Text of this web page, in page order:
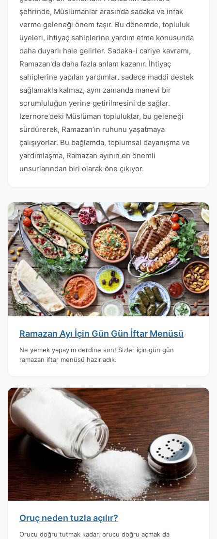
şehrinde, Müslümanlar arasında sadaka ve infak
verme geleneği önem taşır. Bu dönemde, topluluk
üyeleri, ihtiyaç sahiplerine yardım etme konusunda
daha duyarlı hale gelirler. Sadaka-i cariye kavramı,
Ramazan'da daha fazla anlam kazanır. İhtiyaç
sahiplerine yapılan yardımlar, sadece maddi destek
sağlamakla kalmaz, aynı zamanda manevi bir
sorumluluğun yerine getirilmesini de sağlar.
Izernore’deki Müslüman topluluklar, bu geleneği
sürdürerek, Ramazan’ın ruhunu yaşatmaya
çalışıyorlar. Bu bağlamda, toplumsal dayanışma ve
yardımlaşma, Ramazan ayının en önemli
unsurlarından biri olarak öne çıkıyor.
Ramazan Ayı İçin Gün Gün İftar Menüsü
Ne yemek yapayım derdine son! Sizler için gün gün
ramazan iftar menüsü hazırladık.
Oruç neden tuzla açılır?
Orucu doğru tutmak kadar, orucu doğru açmak da